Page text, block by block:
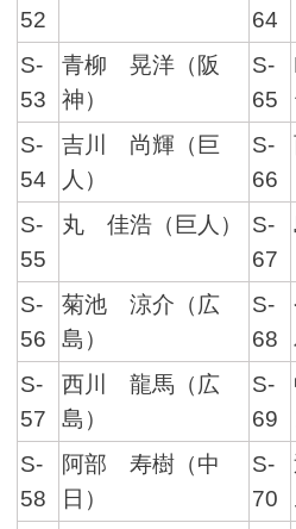
52
64
S-
53
青柳 晃洋（阪
神）
S-
65
S-
54
吉川 尚輝（巨
人）
S-
66
S-
55
丸 佳浩（巨人）
S-
67
S-
56
菊池 涼介（広
島）
S-
68
S-
57
西川 龍馬（広
島）
S-
69
S-
58
阿部 寿樹（中
日）
S-
70